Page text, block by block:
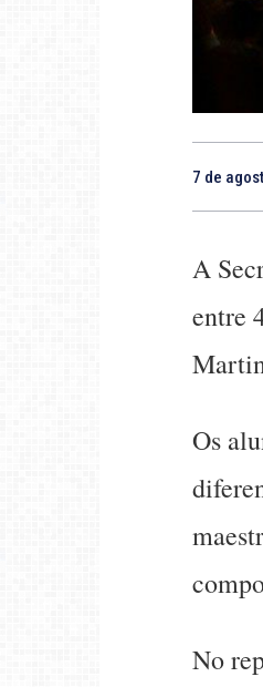
7 de
A
entre
Os
No